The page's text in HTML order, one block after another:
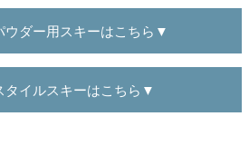
ウダー用スキーはこちら▼
タイルスキーはこちら▼